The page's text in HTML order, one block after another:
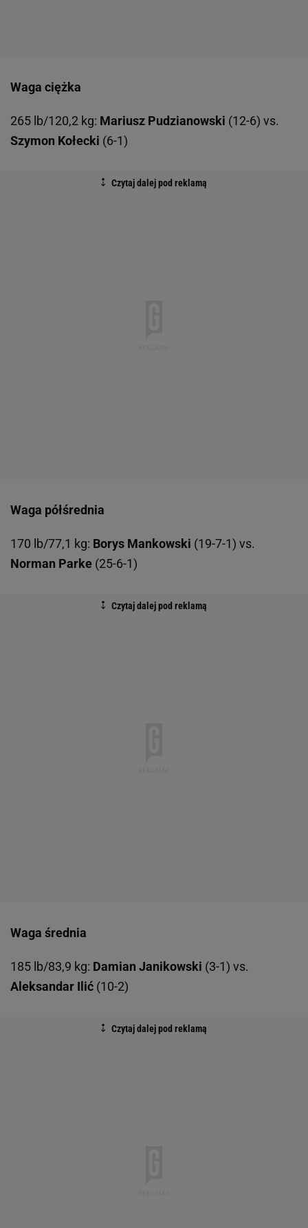
Waga ciężka
265 lb/120,2 kg: Mariusz Pudzianowski (12-6) vs.
Szymon Kołecki (6-1)
Waga półśrednia
170 lb/77,1 kg: Borys Mankowski (19-7-1) vs.
Norman Parke (25-6-1)
Waga średnia
185 lb/83,9 kg: Damian Janikowski (3-1) vs.
Aleksandar Ilić (10-2)